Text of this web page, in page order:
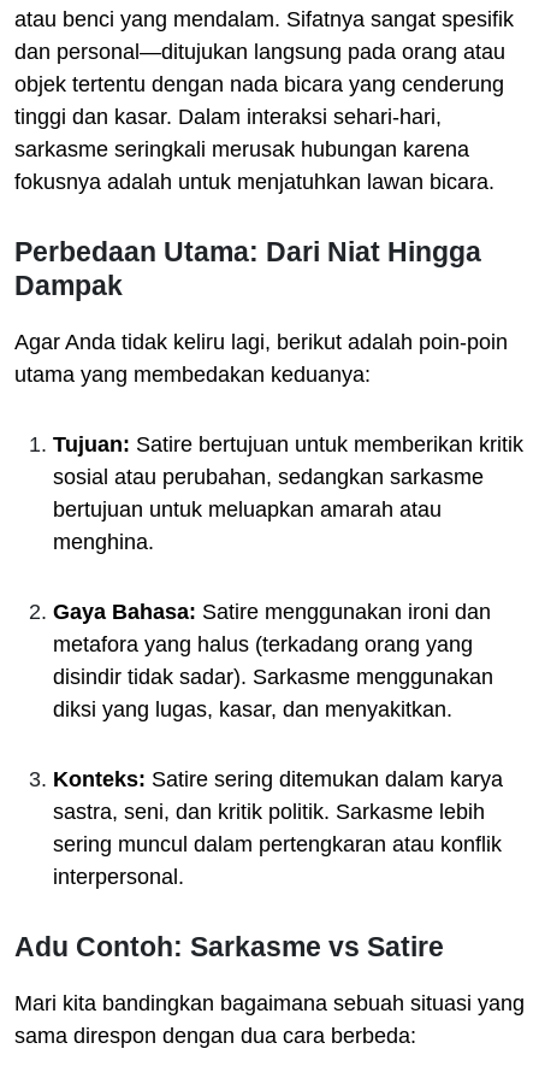
atau benci yang mendalam. Sifatnya sangat spesifik
dan personal—ditujukan langsung pada orang atau
objek tertentu dengan nada bicara yang cenderung
tinggi dan kasar. Dalam interaksi sehari-hari,
sarkasme seringkali merusak hubungan karena
fokusnya adalah untuk menjatuhkan lawan bicara.
Perbedaan Utama: Dari Niat Hingga
Dampak
Agar Anda tidak keliru lagi, berikut adalah poin-poin
utama yang membedakan keduanya:
Tujuan: Satire bertujuan untuk memberikan kritik
sosial atau perubahan, sedangkan sarkasme
bertujuan untuk meluapkan amarah atau
menghina.
Gaya Bahasa: Satire menggunakan ironi dan
metafora yang halus (terkadang orang yang
disindir tidak sadar). Sarkasme menggunakan
diksi yang lugas, kasar, dan menyakitkan.
Konteks: Satire sering ditemukan dalam karya
sastra, seni, dan kritik politik. Sarkasme lebih
sering muncul dalam pertengkaran atau konflik
interpersonal.
Adu Contoh: Sarkasme vs Satire
Mari kita bandingkan bagaimana sebuah situasi yang
sama direspon dengan dua cara berbeda: